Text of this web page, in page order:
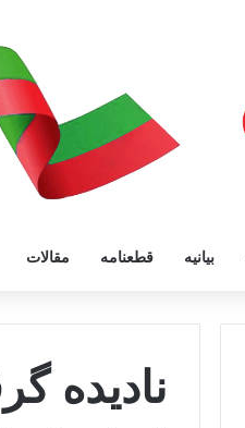
بیانیه قطعنامه مقالات
نادیده